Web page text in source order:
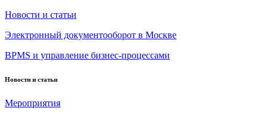
Новости и статьи
Электронный документооборот в Москве
BPMS и управление бизнес-процессами
Новости и статьи
Мероприятия